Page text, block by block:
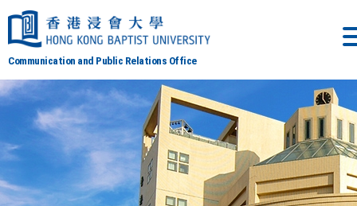
Communication and Public Relations Office